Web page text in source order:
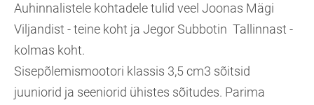
Auhinnalistele kohtadele tulid veel Joonas Mägi
Viljandist - teine koht ja Jegor Subbotin Tallinnast -
kolmas koht.
Sisepõlemismootori klassis 3,5 cm3 sõitsid
juuniorid ja seeniorid ühistes sõitudes. Parima